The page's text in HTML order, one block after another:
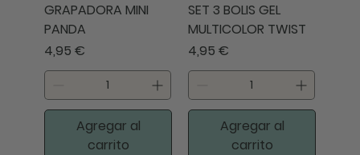
GRAPADORA MINI
PANDA
Precio
4,95 €
Agregar al
carrito
SET 3 BOLIS GEL
MULTICOLOR TWIST
Precio
4,95 €
Agregar al
carrito